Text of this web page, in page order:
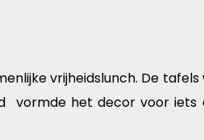
vrijheidslunch. De
vormde het decor voor iets